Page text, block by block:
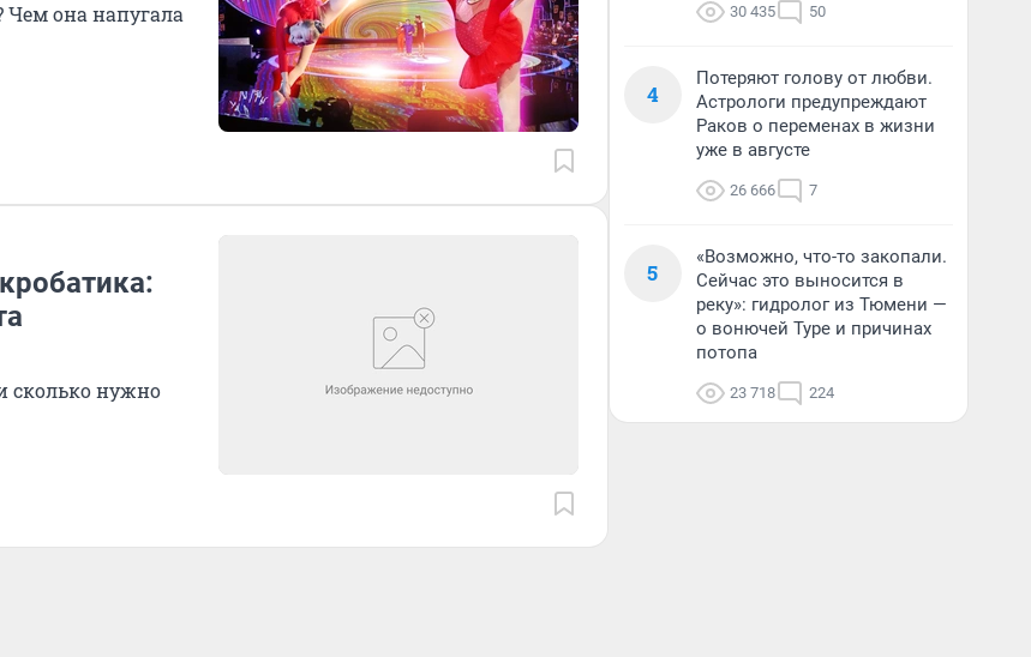
Чем она напугала
сколько нужно
30 435 50
4
Потеряют голову от любви.
Астрологи предупреждают
Раков о переменах в жизни
уже в августе
26 666 7
5
«Возможно, что-то закопали.
Сейчас это выносится в
реку»: гидролог из Тюмени —
о вонючей Туре и причинах
потопа
23 718 224